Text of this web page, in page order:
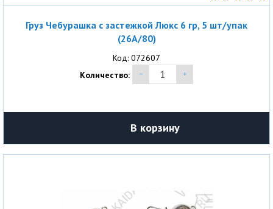
Груз Чебурашка с застежкой Люкс 6 гр, 5 шт/упак
(26A/80)
Код: 072607
Количество:
В корзину